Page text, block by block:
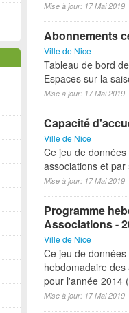
Mise à jour: 17 Mai 2019
Abonnements
Ville de Nice
Tableau de bord
Espaces sur la
Mise à jour: 17 Mai 2019
Capacité
Ville de Nice
Ce jeu de
associations et par
Mise à jour: 17 Mai 2019
Programme
Associations -
Ville de Nice
Ce jeu de
hebdomadaire
pour l'année 2014
Mise à jour: 17 Mai 2019